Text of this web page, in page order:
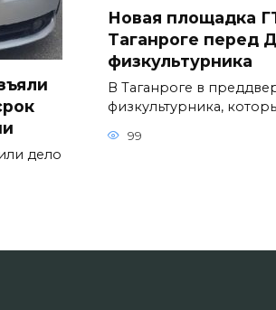
дело
Новая площадка
Таганроге перед
физкультурника
В Таганроге в
физкультурника,
99